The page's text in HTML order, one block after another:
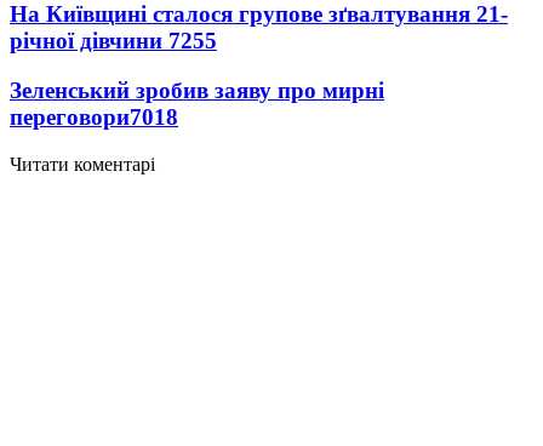
На Київщині сталося групове зґвалтування 21-
річної дівчини 7255
Зеленський зробив заяву про мирні
переговори7018
Читати коментарі